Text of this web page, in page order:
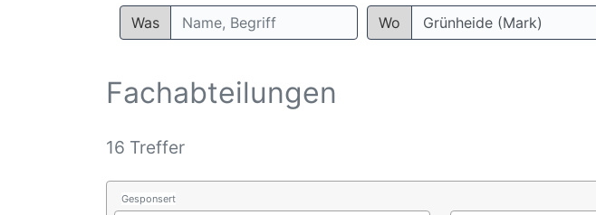
Was Wo
Fachabteilungen
16 Treffer
Gesponsert